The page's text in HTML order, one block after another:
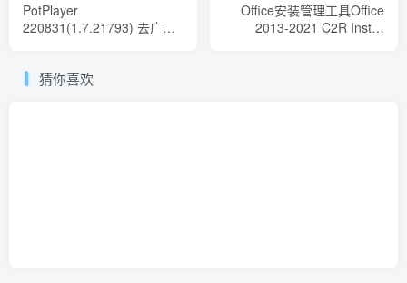
PotPlayer
220831(1.7.21793) 去广告
Office安装管理工具Office
2013-2021 C2R Install
猜你喜欢